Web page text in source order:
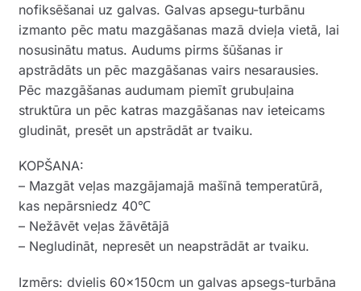
nofiksēšanai uz galvas. Galvas apsegu-turbānu
izmanto pēc matu mazgāšanas mazā dvieļa vietā, lai
nosusinātu matus. Audums pirms šūšanas ir
apstrādāts un pēc mazgāšanas vairs nesarausies.
Pēc mazgāšanas audumam piemīt grubuļaina
struktūra un pēc katras mazgāšanas nav ieteicams
gludināt, presēt un apstrādāt ar tvaiku.
KOPŠANA:
– Mazgāt veļas mazgājamajā mašīnā temperatūrā,
kas nepārsniedz 40℃
– Nežāvēt veļas žāvētājā
– Negludināt, nepresēt un neapstrādāt ar tvaiku.
Izmērs: dvielis 60x150cm un galvas apsegs-turbāna